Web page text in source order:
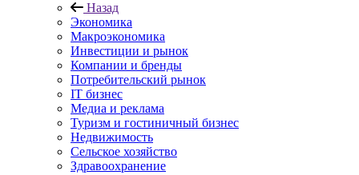
Назад
Экономика
Макроэкономика
Инвестиции и рынок
Компании и бренды
Потребительский рынок
IT бизнес
Медиа и реклама
Туризм и гостиничный бизнес
Недвижимость
Сельское хозяйство
Здравоохранение